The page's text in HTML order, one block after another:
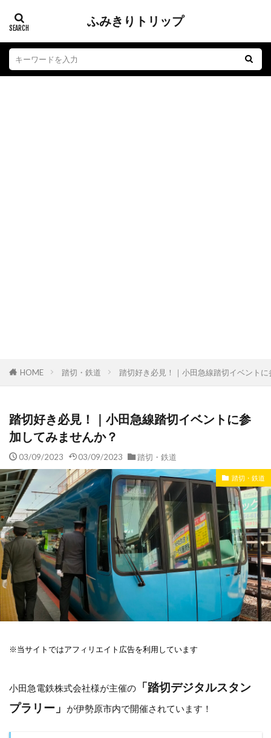
ふみきりトリップ
HOME 踏切・鉄道 踏切好き必見！｜小田急線踏切イベント
踏切好き必見！｜小田急線踏切イベントに参
加してみませんか？
03/09/2023 03/09/2023 踏切・鉄道
踏切・鉄道
※当サイトではアフィリエイト広告を利用しています
小田急電鉄株式会社様が主催の
「踏切デジタルスタン
プラリー」
が伊勢原市内で開催されています！